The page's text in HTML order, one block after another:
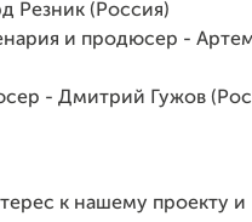
Резник (Россия)
и продюсер -
- Дмитрий Гужов
к нашему проекту и